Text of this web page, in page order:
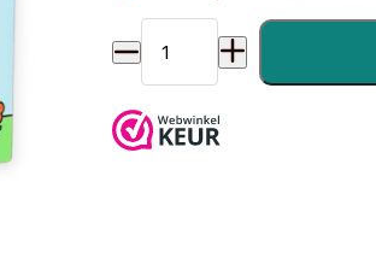
Bumba : kartonboek - schrijf